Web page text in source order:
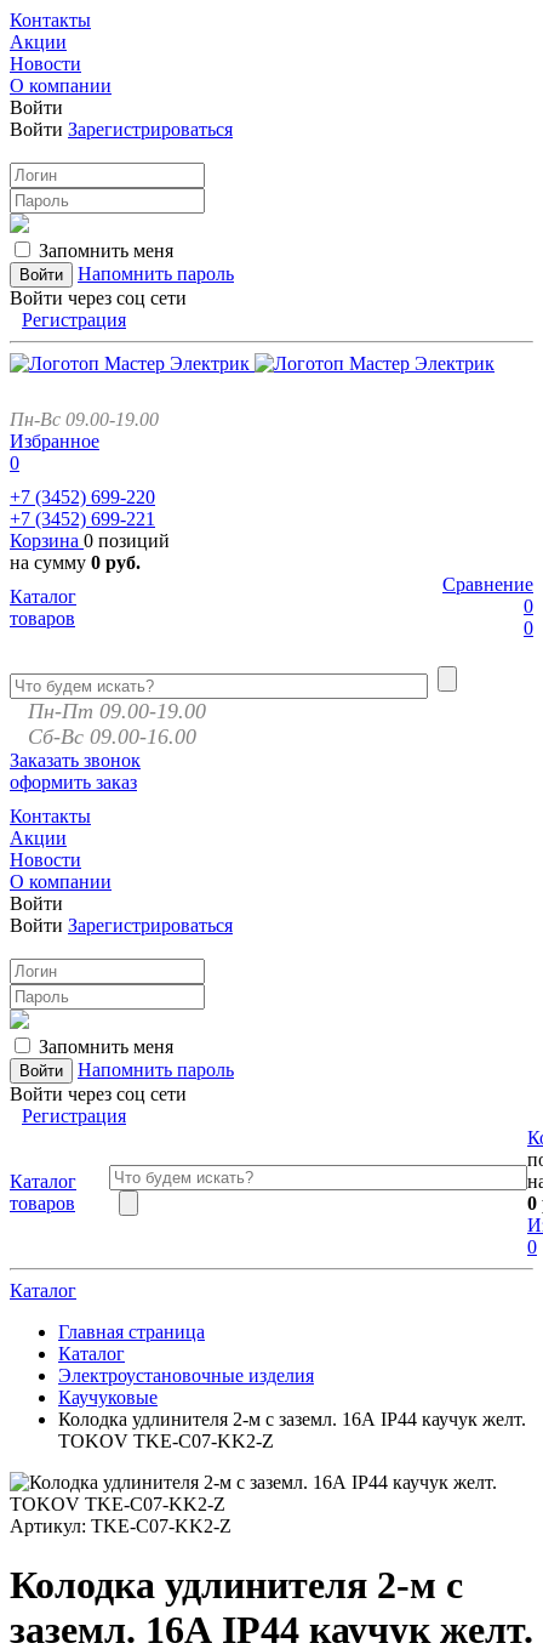
Контакты
Акции
Новости
О компании
Войти
Войти Зарегистрироваться
Запомнить меня
Напомнить пароль
Войти через соц сети
Регистрация
Пн-Вс 09.00-19.00
Избранное
0
+7 (3452) 699-220
+7 (3452) 699-221
Корзина 0 позиций
на сумму 0 руб.
Сравнение
0
0
Каталог
товаров
Пн-Пт 09.00-19.00
Сб-Вс 09.00-16.00
Заказать звонок
оформить заказ
Контакты
Акции
Новости
О компании
Войти
Войти Зарегистрироваться
Запомнить меня
Напомнить пароль
Войти через соц сети
Регистрация
Каталог
товаров
0
0
Каталог
Главная страница
Каталог
Электроустановочные изделия
Каучуковые
Колодка удлинителя 2-м с заземл. 16А IP44 каучук желт.
TOKOV TKE-C07-KK2-Z
Артикул: TKE-C07-KK2-Z
Колодка удлинителя 2-м с
заземл. 16А IP44 каучук желт.